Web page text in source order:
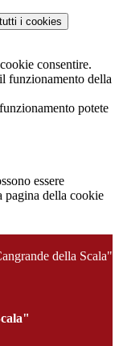
i cookies
consentire.
funzionamento della
potete
essere
pagina della cookie
della Scala"